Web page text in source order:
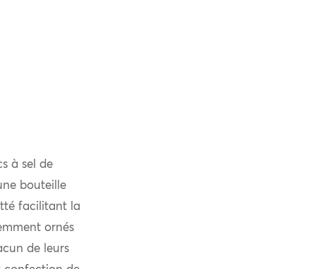
à sel de
bouteille
facilitant la
ornés
de leurs